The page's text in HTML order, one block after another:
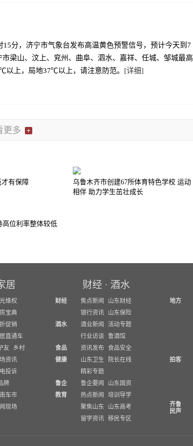
15分，济宁市气象台发布高温黄色预警信号，预计今天到7
市梁山、汶上、兖州、曲阜、泗水、嘉祥、任城、邹城最高
以上，局地37℃以上，请注意防范。 [详细]
更多
才有保障
乌鲁木齐市创建67所体育特色学校 运动
相伴 助力学生茁壮成长
高位利率整体较低
居
维权
宝典
促销
直通车
友
乡村
资讯
投诉
牌
车市
现场
财经 · 酒水
财经 焦点新闻
山东财经
银行资讯
山东保险
酒水
酒业新闻
活动专题
行业访谈
鲁酒馆
食品
资讯发布 食品安全
健康
山东卫生
院长在线
精彩专题
鲁企
鲁企要闻
山东国资
教育
热点新闻
培训导学
聚焦山东
山东高考
留学资讯 移民专区
地方
拍客
齐鲁
民声